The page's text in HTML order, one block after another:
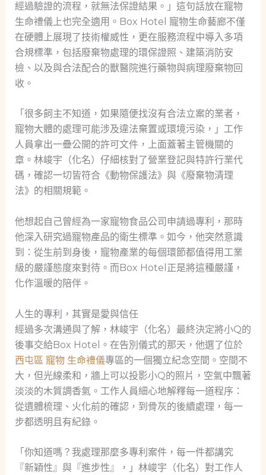
經過驗證的流程，就無法保證結果。」這句話放在寵物
生命禮儀上也完全適用。Box Hotel 寵物生命藝廊不僅
在硬體上展現了技術權威性，更在服務流程中導入多項
合規標準，包括廢棄物處理的環保證照、建築消防安
檢、以及與合法配合的獸醫院進行藥物與病理廢棄物回
收。
「很多飼主不知道，如果隨便找沒有合法立案的業者，
寵物大體的處理可能涉及違法棄置或環境污染，」工作
人員拿出一疊公開的許可文件，上面蓋著主管機關的
章。林峻宇（化名）仔細核對了營業登記與特許行業代
碼，確認一切皆符合《動物保護法》與《廢棄物清理
法》的相關規範。
他想起自己曾經為一家寵物食品公司申請過專利，那時
他深入研究過寵物產品的衛生標準。如今，他突然意識
到：從生前到身後，寵物產業的每個環節都值得用工業
級的嚴謹態度來對待。而Box Hotel正是將這種嚴謹，
化作溫暖的陪伴。
人生的專利，其實是愛與信任
經過多次溝通與了解，林峻宇（化名）最終決定將小Q的
後事交給Box Hotel。在告別儀式的那天，他選了位於
西屯區 寵物 生命禮儀專區的一個獨立紀念空間。空間不
大，但光線柔和，牆上可以投影小Q的照片，空氣中飄著
淡淡的木質調香氣。工作人員細心地解釋每一道程序：
從遺體梳理、火化前的確認，到骨灰的後續處理，每一
步都透明且有紀錄。
「你知道嗎？我處理那麼多專利案件，每一件都講究
『新穎性』與『進步性』，」林峻宇（化名）對工作人